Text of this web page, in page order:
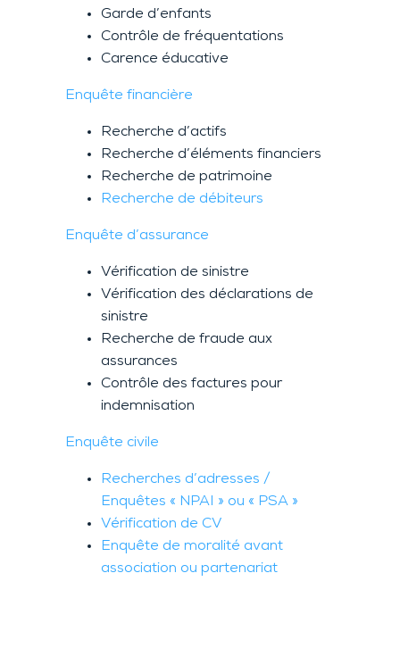
Garde d’enfants
Contrôle de fréquentations
Carence éducative
Enquête financière
Recherche d’actifs
Recherche d’éléments financiers
Recherche de patrimoine
Recherche de débiteurs
Enquête d’assurance
Vérification de sinistre
Vérification des déclarations de
sinistre
Recherche de fraude aux
assurances
Contrôle des factures pour
indemnisation
Enquête civile
Recherches d’adresses /
Enquêtes « NPAI » ou « PSA »
Vérification de CV
Enquête de moralité avant
association ou partenariat